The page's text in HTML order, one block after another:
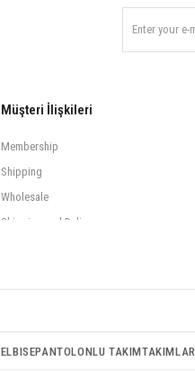
Müşteri İlişkileri
Membership
Shipping
Wholesale
Shipping and Delivery
ELBISEPANTOLONLU TAKIMTAKIMLAR